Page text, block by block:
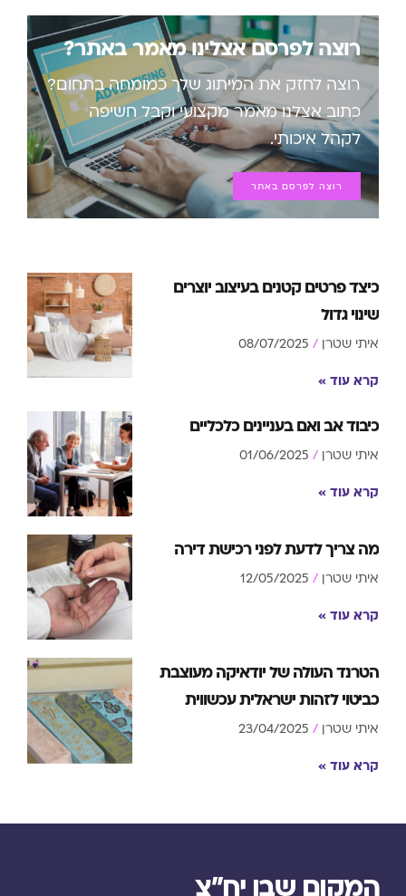
רוצה לפרסם אצלינו מאמר באתר?
רוצה לחזק את המיתוג שלך כמומחה בתחום?
כתוב אצלנו מאמר מקצועי וקבל חשיפה
לקהל איכותי.
רוצה לפרסם באתר
כיצד פרטים קטנים בעיצוב יוצרים
שינוי גדול
איתי שטרן
קרא עוד »
כיבוד אב ואם בעניינים כלכליים
איתי שטרן
קרא עוד »
מה צריך לדעת לפני רכישת דירה
איתי שטרן
קרא עוד »
הטרנד העולה של יודאיקה מעוצבת
כביטוי לזהות ישראלית עכשווית
איתי שטרן
קרא עוד »
המקום שבו יח"צ